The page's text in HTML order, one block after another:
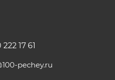
17 61
pechey.ru